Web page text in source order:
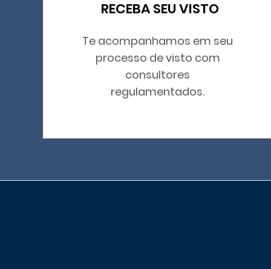
RECEBA SEU VISTO
Te acompanhamos em seu
processo de visto com
consultores
regulamentados.